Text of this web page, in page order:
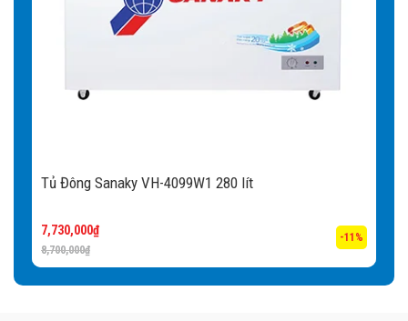
Tủ Đông Sanaky VH-4099W1 280 lít
8,700,000₫
7,730,000₫
-11%